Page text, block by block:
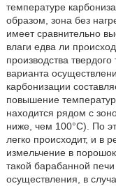
температуре
образом, зона без
имеет сравнительно
влаги едва ли
производства
варианта
карбонизации
повышение
находится рядом с
ниже, чем 100°C). По
легко происходит, и в
измельчение в
такой барабанной
осуществления, в